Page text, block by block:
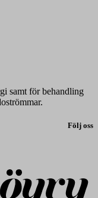
samt för behandling
Följ oss